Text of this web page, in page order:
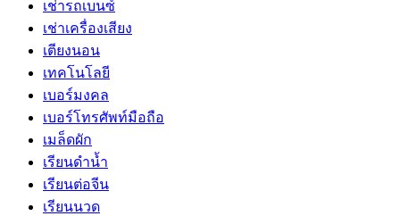
เช่ารถเบนซ์
เช่าเครื่องเสียง
เตียงนอน
เทคโนโลยี
เบอร์มงคล
เบอร์โทรศัพท์มือถือ
เมล็ดผัก
เรียนดำน้ำ
เรียนต่อจีน
เรียนนวด